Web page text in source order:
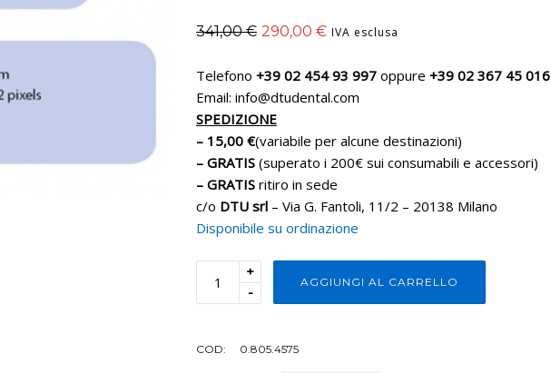
341,00€ 290,00 € IVA esclusa
Telefono +39 02 454 93 997 oppure +39 02 367 45 016
Email: info@dtudental.com
SPEDIZIONE
– 15,00 €(variabile per alcune destinazioni)
– GRATIS (superato i 200€ sui consumabili e accessori)
– GRATIS ritiro in sede
c/o DTU srl – Via G. Fantoli, 11/2 – 20138 Milano
Disponibile su ordinazione
+
-
AGGIUNGI AL CARRELLO
COD: 0.805.4575